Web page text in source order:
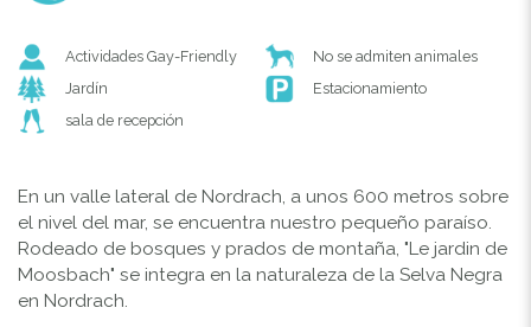
Actividades Gay-Friendly
No se admiten animales
Jardín
Estacionamiento
sala de recepción
En un valle lateral de Nordrach, a unos 600 metros sobre
el nivel del mar, se encuentra nuestro pequeño paraíso.
Rodeado de bosques y prados de montaña, "Le jardin de
Moosbach" se integra en la naturaleza de la Selva Negra
en Nordrach.